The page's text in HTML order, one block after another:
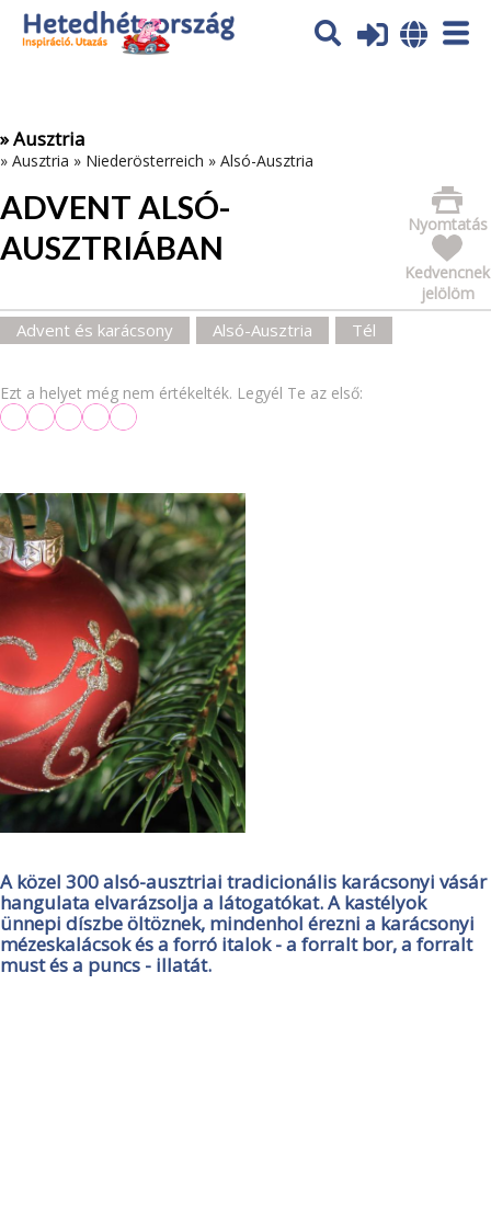
Az oldal sütiket (cookies) használ. További tájékoztatás itt:
Adatvédelmi tájékoztató
» Ausztria
» Ausztria » Niederösterreich » Alsó-Ausztria
ADVENT ALSÓ-
AUSZTRIÁBAN
Nyomtatás
Kedvencnek
jelölöm
Advent és karácsony Alsó-Ausztria Tél
Ezt a helyet még nem értékelték. Legyél Te az első:
A közel 300 alsó-ausztriai tradicionális karácsonyi vásár
hangulata elvarázsolja a látogatókat. A kastélyok
ünnepi díszbe öltöznek, mindenhol érezni a karácsonyi
mézeskalácsok és a forró italok - a forralt bor, a forralt
must és a puncs - illatát.